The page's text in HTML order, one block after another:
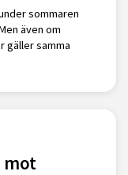
sommaren
även om
gäller samma
mot